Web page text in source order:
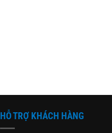
HỖ TRỢ KHÁCH HÀNG